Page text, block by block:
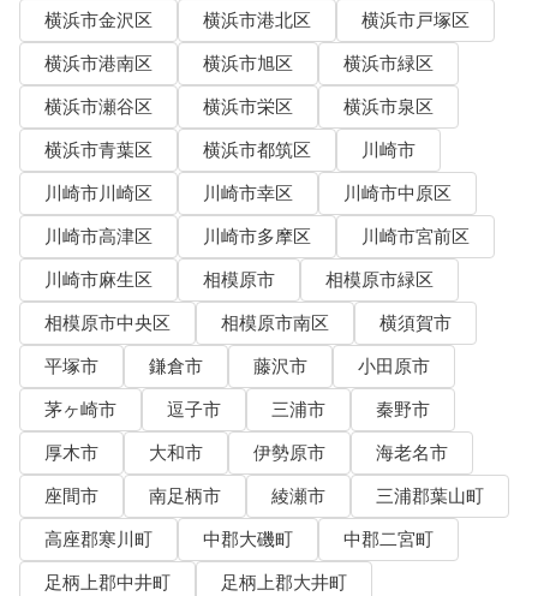
横浜市金沢区
横浜市港北区
横浜市戸塚区
横浜市港南区
横浜市旭区
横浜市緑区
横浜市瀬谷区
横浜市栄区
横浜市泉区
横浜市青葉区
横浜市都筑区
川崎市
川崎市川崎区
川崎市幸区
川崎市中原区
川崎市高津区
川崎市多摩区
川崎市宮前区
川崎市麻生区
相模原市
相模原市緑区
相模原市中央区
相模原市南区
横須賀市
平塚市
鎌倉市 藤沢市
小田原市
茅ヶ崎市
逗子市 三浦市
秦野市
厚木市
大和市 伊勢原市
海老名市
座間市
南足柄市 綾瀬市
三浦郡葉山町
高座郡寒川町
中郡大磯町
中郡二宮町
足柄上郡中井町
足柄上郡大井町